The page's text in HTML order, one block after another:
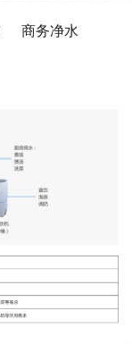
商务净水